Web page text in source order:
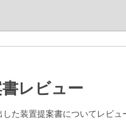
レビュー
た装置提案書についてレビ